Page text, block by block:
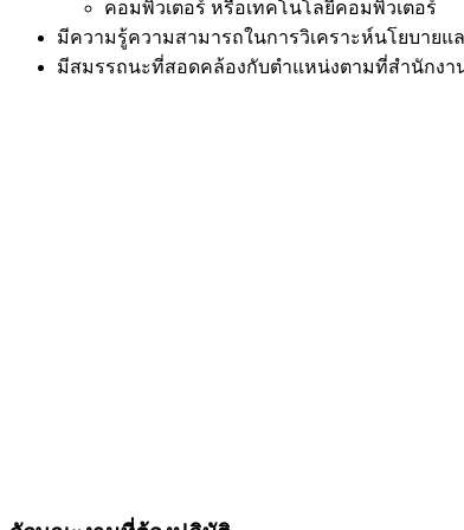
คอมพิวเตอร์ หรือเทคโนโลยีคอมพิวเตอร์
มีความรู้ความสามารถในการวิเคราะห์นโยบาย
มีสมรรถนะที่สอดคล้องกับตำแหน่งตามที่สำนักงา